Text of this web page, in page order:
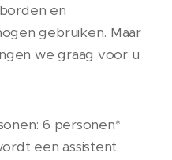
en
gebruiken. Maar
we graag voor u
6 personen*
een assistent